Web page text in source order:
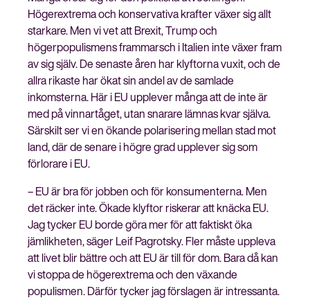
Högerextrema och konservativa krafter växer sig allt
starkare. Men vi vet att Brexit, Trump och
högerpopulismens frammarsch i Italien inte växer fram
av sig själv. De senaste åren har klyftorna vuxit, och de
allra rikaste har ökat sin andel av de samlade
inkomsterna. Här i EU upplever många att de inte är
med på vinnartåget, utan snarare lämnas kvar själva.
Särskilt ser vi en ökande polarisering mellan stad mot
land, där de senare i högre grad upplever sig som
förlorare i EU.
– EU är bra för jobben och för konsumenterna. Men
det räcker inte. Ökade klyftor riskerar att knäcka EU.
Jag tycker EU borde göra mer för att faktiskt öka
jämlikheten, säger Leif Pagrotsky. Fler måste uppleva
att livet blir bättre och att EU är till för dom. Bara då kan
vi stoppa de högerextrema och den växande
populismen. Därför tycker jag förslagen är intressanta.